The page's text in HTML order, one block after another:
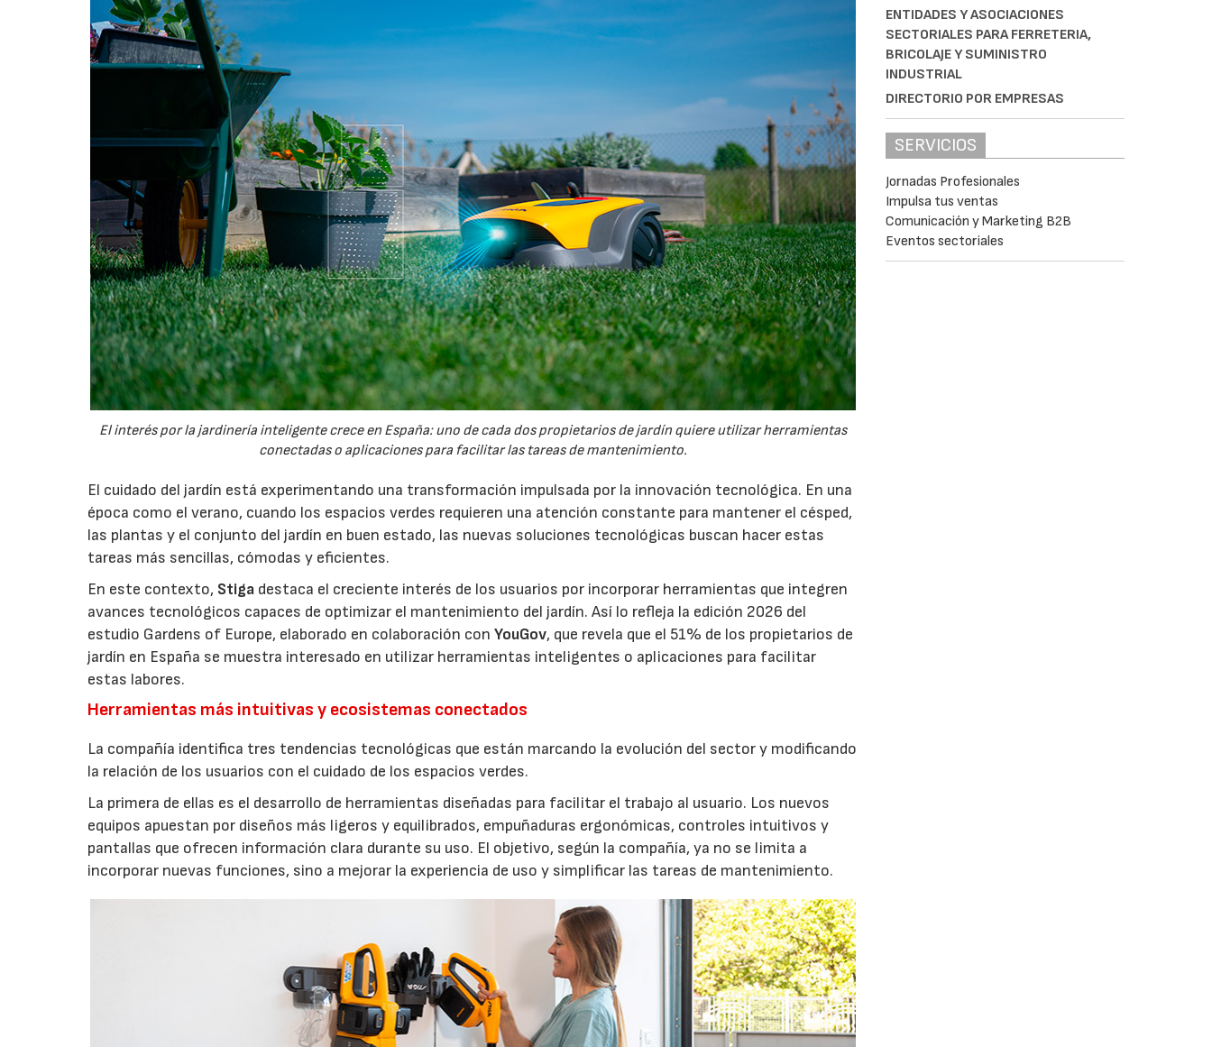
El interés por la jardinería inteligente crece en España: uno de cada dos propietarios de jardín quiere utilizar herramientas
conectadas o aplicaciones para facilitar las tareas de mantenimiento.
El cuidado del jardín está experimentando una transformación impulsada por la innovación tecnológica. En una
época como el verano, cuando los espacios verdes requieren una atención constante para mantener el césped,
las plantas y el conjunto del jardín en buen estado, las nuevas soluciones tecnológicas buscan hacer estas
tareas más sencillas, cómodas y eficientes.
En este contexto, Stiga destaca el creciente interés de los usuarios por incorporar herramientas que integren
avances tecnológicos capaces de optimizar el mantenimiento del jardín. Así lo refleja la edición 2026 del
estudio Gardens of Europe, elaborado en colaboración conYouGov, que revela que el 51% de los propietarios de
jardín en España se muestra interesado en utilizar herramientas inteligentes o aplicaciones para facilitar
estas labores.
Herramientas más intuitivas y ecosistemas conectados
La compañía identifica tres tendencias tecnológicas que están marcando la evolución del sector y modificando
la relación de los usuarios con el cuidado de los espacios verdes.
La primera de ellas es el desarrollo de herramientas diseñadas para facilitar el trabajo al usuario. Los nuevos
equipos apuestan por diseños más ligeros y equilibrados, empuñaduras ergonómicas, controles intuitivos y
pantallas que ofrecen información clara durante su uso. El objetivo, según la compañía, ya no se limita a
incorporar nuevas funciones, sino a mejorar la experiencia de uso y simplificar las tareas de mantenimiento.
ENTIDADES Y ASOCIACIONES
SECTORIALES PARA FERRETERIA,
BRICOLAJE Y SUMINISTRO
INDUSTRIAL
DIRECTORIO POR EMPRESAS
SERVICIOS
Jornadas Profesionales
Impulsa tus ventas
Comunicación y Marketing B2B
Eventos sectoriales